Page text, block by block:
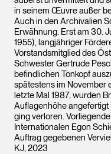
in seinem Œuvre außer
Auch in den Archivalien
Erwähnung. Erst am 30.
1955), langjähriger
Vorstandsmitglied des
Schwester Gertrude
befindlichen Tonkopf
spätestens im November
letzte Mal 1987, wurden
Auflagenhöhe angefertigt
ging verloren.
Internationalen Egon
Auftrag gegebenen
KJ, 2023